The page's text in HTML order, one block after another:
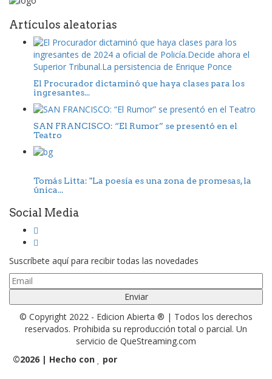
Artículos aleatorias
El Procurador dictaminó que haya clases para los
ingresantes...
SAN FRANCISCO: “El Rumor” se presentó en el
Teatro
Tomás Litta: "La poesía es una zona de promesas, la
única...
Social Media
Suscríbete aquí para recibir todas las novedades
© Copyright 2022 - Edicion Abierta ® | Todos los derechos
reservados. Prohibida su reproducción total o parcial. Un
servicio de QueStreaming.com
©2026 | Hecho con por